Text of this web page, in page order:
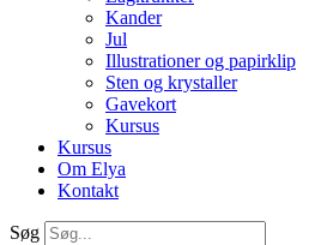
Kander
Jul
Illustrationer og papirklip
Sten og krystaller
Gavekort
Kursus
Kursus
Om Elya
Kontakt
Søg